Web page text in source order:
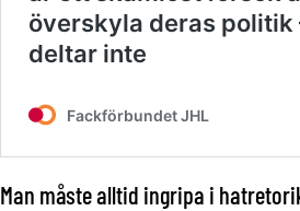
Man måste alltid ingripa i